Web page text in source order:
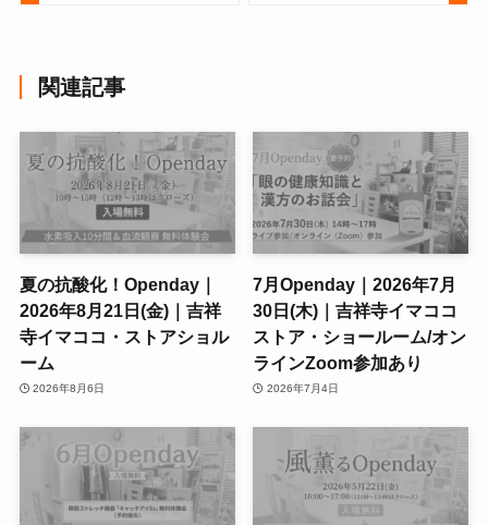
関連記事
夏の抗酸化！Openday｜
2026年8月21日(金)｜吉祥
寺イマココ・ストアショル
ーム
2026年8月6日
7月Openday｜2026年7月
30日(木)｜吉祥寺イマココ
ストア・ショールーム/オン
ラインZoom参加あり
2026年7月4日